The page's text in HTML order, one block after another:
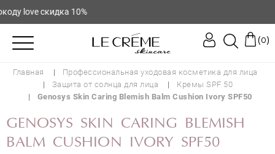
скидка 10%
(0)
Главная
Профессиональная уходовая косметика для лица
Защита от солнца для лица
Кремы SPF 50
Genosys Skin Caring Blemish Balm Cushion Ivory SPF50
GENOSYS SKIN CARING BLEMISH
BALM CUSHION IVORY SPF50